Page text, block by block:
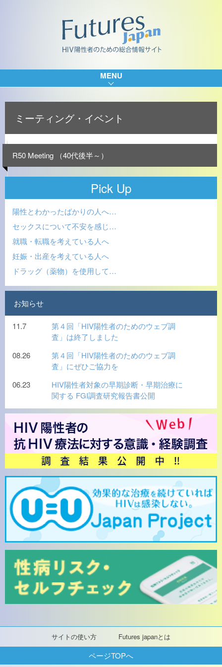
サイトの使い方 Futures japanとは
MENU
ミーティング・イベント
R50 Meeting （40代後半～）
Pick Up
陽性とわかったばかりの人へ…
セックスについて不安を感じ…
就職・転職を考えている人へ
妊娠・出産を考えている人へ
ドラッグ（薬物）を使用して…
お知らせ
11.7
第４回「HIV陽性者のためのウェブ調
査」は終了しました
08.26
第４回「HIV陽性者のためのウェブ調
査」にぜひご協力を
06.23
HIV陽性者対象の早期診断・早期治療に
関する FGI調査研究報告書公開
ページTOPへ